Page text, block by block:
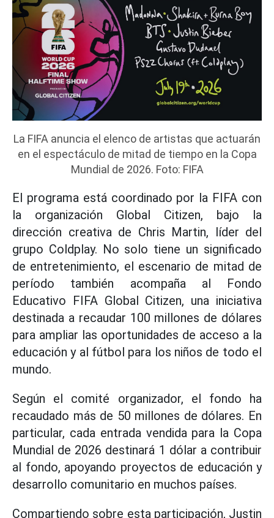
La FIFA anuncia el elenco de artistas que actuarán
en el espectáculo de mitad de tiempo en la Copa
Mundial de 2026. Foto: FIFA
El programa está coordinado por la FIFA con
la organización Global Citizen, bajo la
dirección creativa de Chris Martin, líder del
grupo Coldplay. No solo tiene un significado
de entretenimiento, el escenario de mitad de
período también acompaña al Fondo
Educativo FIFA Global Citizen, una iniciativa
destinada a recaudar 100 millones de dólares
para ampliar las oportunidades de acceso a la
educación y al fútbol para los niños de todo el
mundo.
Según el comité organizador, el fondo ha
recaudado más de 50 millones de dólares. En
particular, cada entrada vendida para la Copa
Mundial de 2026 destinará 1 dólar a contribuir
al fondo, apoyando proyectos de educación y
desarrollo comunitario en muchos países.
Compartiendo sobre esta participación, Justin